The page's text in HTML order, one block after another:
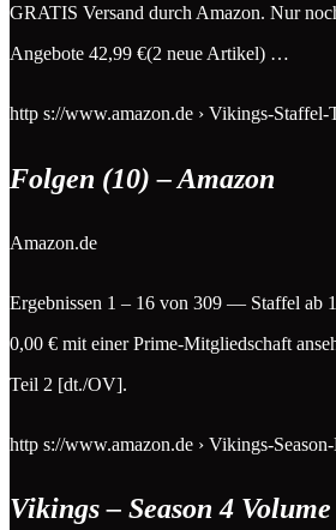
GRATIS Versand durch Amazon. Nur
Angebote 42,99 €(2 neue Artikel) …
http s://www.amazon.de › Vikings-
Folgen (10) – Amazon
Amazon.de
Ergebnissen 1 – 16 von 309 — Staffel ab
0,00 € mit einer Prime-Mitgliedschaft
Teil 2 [dt./OV].
http s://www.amazon.de › Vikings-
Vikings – Season 4